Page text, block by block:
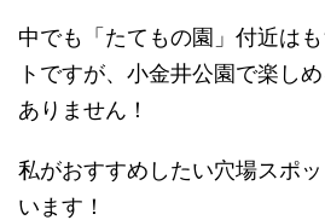
中でも「たてもの園」付近は
トですが、小金井公園で楽し
ありません！
私がおすすめしたい穴場スポ
います！